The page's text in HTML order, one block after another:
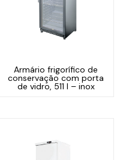
Armário frigorífico de
conservação com porta
de vidro, 511 l – inox